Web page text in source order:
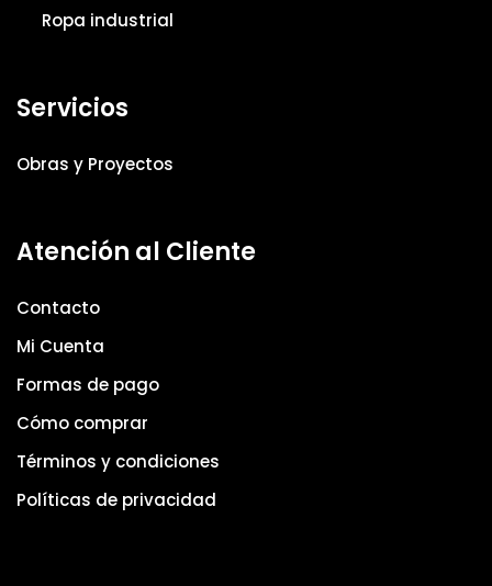
Ropa industrial
Servicios
Obras y Proyectos
Atención al Cliente
Contacto
Mi Cuenta
Formas de pago
Cómo comprar
Términos y condiciones
Políticas de privacidad